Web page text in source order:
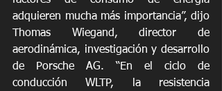
adquieren mucha más importancia”, dijo
Thomas Wiegand, director de
aerodinámica, investigación y desarrollo
de Porsche AG. “En el ciclo de
conducción WLTP, la resistencia